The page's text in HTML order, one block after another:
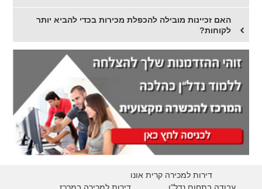
האם זכיינות מובילה להכפלת מכירות בכדי להביא יותר
לקוחות?
דירות למכירה קרית אונו